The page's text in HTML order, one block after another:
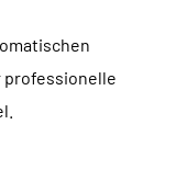
professionelle